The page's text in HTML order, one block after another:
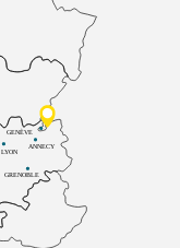
LYON
ANNECY
GRENOBLE
GENÈVE